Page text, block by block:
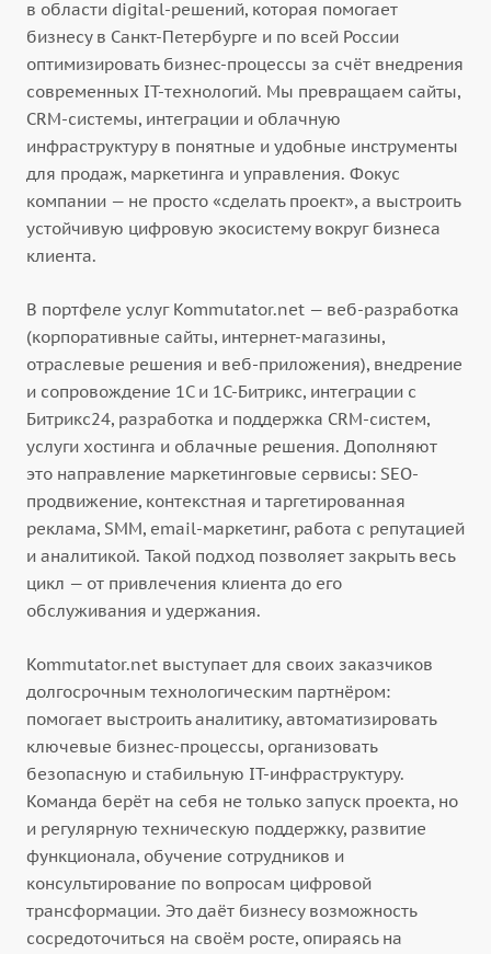
в области digital-решений, которая помогает
бизнесу в Санкт-Петербурге и по всей России
оптимизировать бизнес-процессы за счёт внедрения
современных IT-технологий. Мы превращаем сайты,
CRM-системы, интеграции и облачную
инфраструктуру в понятные и удобные инструменты
для продаж, маркетинга и управления. Фокус
компании — не просто «сделать проект», а выстроить
устойчивую цифровую экосистему вокруг бизнеса
клиента.
В портфеле услуг Kommutator.net — веб-разработка
(корпоративные сайты, интернет-магазины,
отраслевые решения и веб-приложения), внедрение
и сопровождение 1С и 1С-Битрикс, интеграции с
Битрикс24, разработка и поддержка CRM-систем,
услуги хостинга и облачные решения. Дополняют
это направление маркетинговые сервисы: SEO-
продвижение, контекстная и таргетированная
реклама, SMM, email-маркетинг, работа с репутацией
и аналитикой. Такой подход позволяет закрыть весь
цикл — от привлечения клиента до его
обслуживания и удержания.
Kommutator.net выступает для своих заказчиков
долгосрочным технологическим партнёром:
помогает выстроить аналитику, автоматизировать
ключевые бизнес-процессы, организовать
безопасную и стабильную IT-инфраструктуру.
Команда берёт на себя не только запуск проекта, но
и регулярную техническую поддержку, развитие
функционала, обучение сотрудников и
консультирование по вопросам цифровой
трансформации. Это даёт бизнесу возможность
сосредоточиться на своём росте, опираясь на